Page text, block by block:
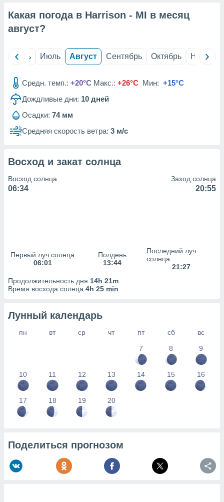
из
данных
рекламы
Какая погода в Harrison - MI в месяц
август?
Июнь Июль Август Сентябрь Октябрь Ноябрь
Средн. темп.: +20°C Макс.: +26°C Мин: +15°C
Дождливые дни: 10 дней
Осадки: 74 мм
Средняя скорость ветра: 3 м/с
Восход и закат солнца
Восход солнца
06:34
Заход солнца
20:55
Первый луч солнца
06:01
Полдень
13:44
Последний луч
солнца
21:27
Продолжительность дня 14h 21m
Время восхода солнца 4h 25 min
Лунный календарь
пн вт ср чт пт сб
вс
7
8 9
10 11 12 13 14 15 16
17 18 19 20
Поделиться прогнозом